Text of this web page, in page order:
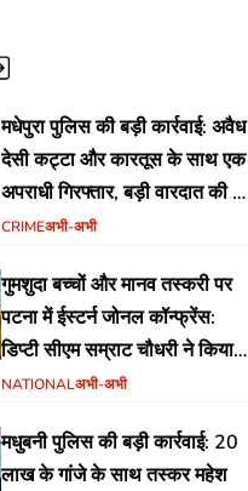
मधेपुरा पुलिस की बड़ी कार्रवाई: अवैध
देसी कट्टा और कारतूस के साथ एक
अपराधी गिरफ्तार, बड़ी वारदात की थी
योजना
CRIMEअभी-अभी
गुमशुदा बच्चों और मानव तस्करी पर
पटना में ईस्टर्न जोनल कॉन्फ्रेंस:
डिप्टी सीएम सम्राट चौधरी ने किया
उद्घाटन, अंतर्राज्यीय समन्वय पर जोर
NATIONALअभी-अभी
मधुबनी पुलिस की बड़ी कार्रवाई: 20
लाख के गांजे के साथ तस्कर महेश